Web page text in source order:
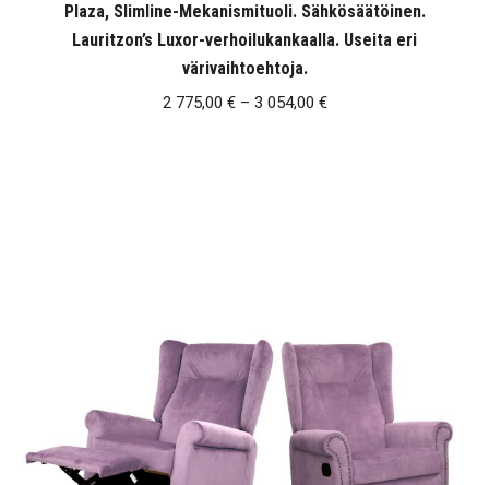
Plaza, Slimline-Mekanismituoli. Sähkösäätöinen.
Lauritzon’s Luxor-verhoilukankaalla. Useita eri
värivaihtoehtoja.
2 775,00 € – 3 054,00 €Hintaluokka: